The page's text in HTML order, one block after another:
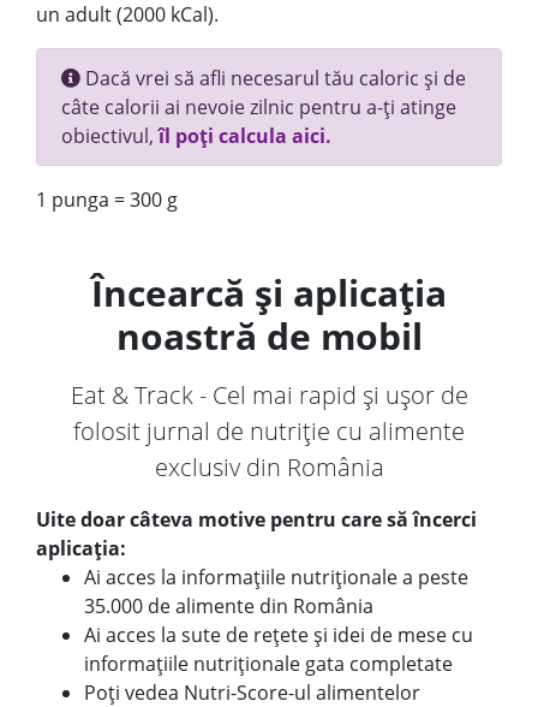
un adult (2000 kCal).
Dacă vrei să afli necesarul tău caloric și de
câte calorii ai nevoie zilnic pentru a-ți atinge
obiectivul,îl poți calcula aici.
1 punga = 300 g
Încearcă și aplicația
noastră de mobil
Eat & Track - Cel mai rapid și ușor de
folosit jurnal de nutriție cu alimente
exclusiv din România
Uite doar câteva motive pentru care să încerci
aplicația:
Ai acces la informațiile nutriționale a peste
35.000 de alimente din România
Ai acces la sute de rețete și idei de mese cu
informațiile nutriționale gata completate
Poți vedea Nutri-Score-ul alimentelor